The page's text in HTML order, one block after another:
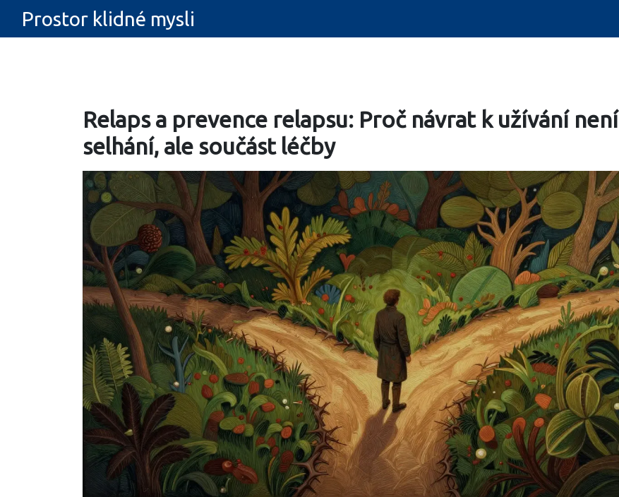
Prostor klidné mysli
Relaps a prevence relapsu: Proč návrat k užívání není
selhání, ale součást léčby